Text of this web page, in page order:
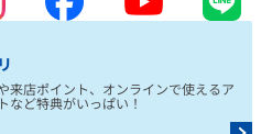
来店ポイント、オンラインで使えるア
など特典がいっぱい！